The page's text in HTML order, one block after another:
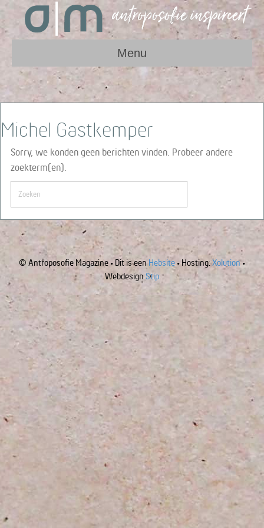
Menu
Michel Gastkemper
Sorry, we konden geen berichten vinden. Probeer andere
zoekterm(en).
© Antroposofie Magazine • Dit is eenHebsite • Hosting:Xolution•
Webdesign Stip